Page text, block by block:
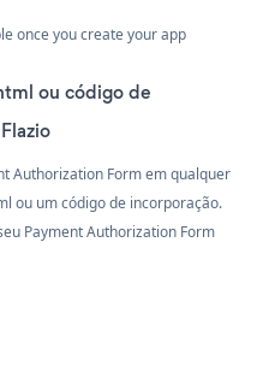
once you create your app
ou código de
Authorization Form em qualquer
ou um código de incorporação.
Payment Authorization Form